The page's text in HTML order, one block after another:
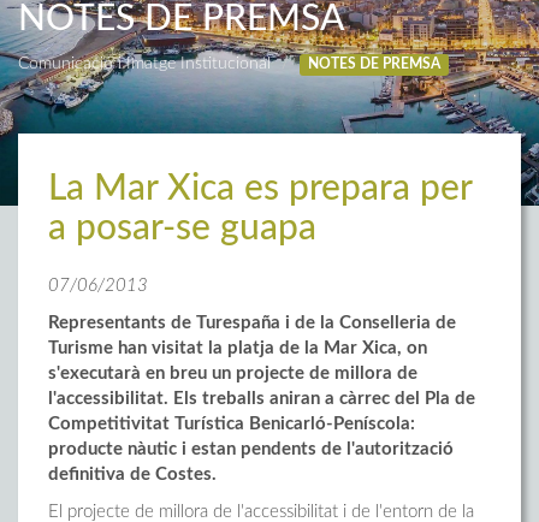
NOTES DE PREMSA
Comunicació i Imatge Institucional NOTES DE PREMSA
La Mar Xica es prepara per
a posar-se guapa
07/06/2013
Representants de Turespaña i de la Conselleria de
Turisme han visitat la platja de la Mar Xica, on
s'executarà en breu un projecte de millora de
l'accessibilitat. Els treballs aniran a càrrec del Pla de
Competitivitat Turística Benicarló-Peníscola:
producte nàutic i estan pendents de l'autorització
definitiva de Costes.
El projecte de millora de l'accessibilitat i de l'entorn de la